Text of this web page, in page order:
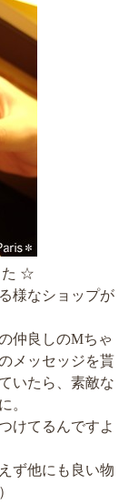
た ☆
様なショップが
仲良しのMちゃ
メッセッジを貰
いたら、素敵な
。
けてるんですよ
ず他にも良い物